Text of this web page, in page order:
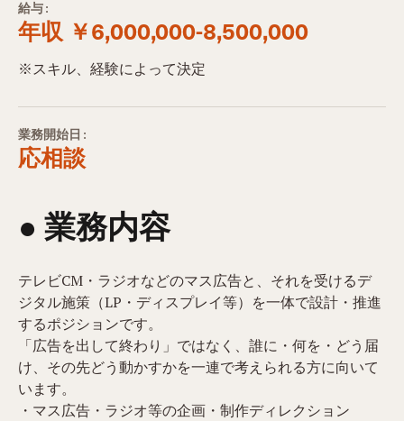
給与:
年収 ￥6,000,000-8,500,000
※スキル、経験によって決定
業務開始日:
応相談
● 業務内容​
テレビCM・ラジオなどのマス広告と、それを受けるデ
ジタル施策（LP・ディスプレイ等）を一体で設計・推進
するポジションです。
「広告を出して終わり」ではなく、誰に・何を・どう届
け、その先どう動かすかを一連で考えられる方に向いて
います。
・マス広告・ラジオ等の企画・制作ディレクション